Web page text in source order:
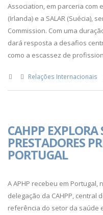
Association, em parceria com
(Irlanda) e a SALAR (Suécia),
Commission. Com uma
dará resposta a desafios
como a escassez de
Relações Internacionais
CAHPP EXPLORA
PRESTADORES
PORTUGAL
A APHP recebeu em Portugal,
delegação da CAHPP, central
referência do setor da saúde